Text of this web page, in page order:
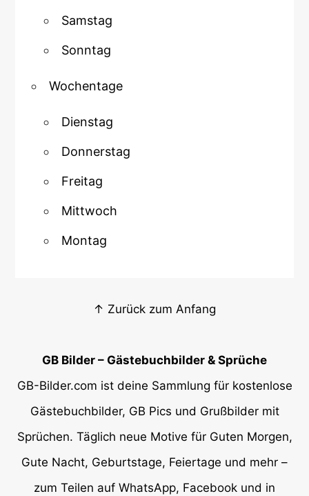
Samstag
Sonntag
Wochentage
Dienstag
Donnerstag
Freitag
Mittwoch
Montag
↑ Zurück zum Anfang
GB Bilder – Gästebuchbilder & Sprüche
GB-Bilder.com ist deine Sammlung für kostenlose
Gästebuchbilder, GB Pics und Grußbilder mit
Sprüchen. Täglich neue Motive für Guten Morgen,
Gute Nacht, Geburtstage, Feiertage und mehr –
zum Teilen auf WhatsApp, Facebook und in